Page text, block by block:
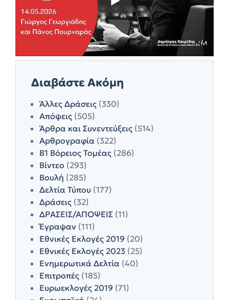
Διαβάστε Ακόμη
Άλλες Δράσεις (330)
Απόψεις (505)
Άρθρα και Συνεντεύξεις (514)
Αρθρογραφία (322)
Β1 Βόρειος Τομέας (286)
Βίντεο (293)
Βουλή (285)
Δελτία Τύπου (177)
Δράσεις (32)
ΔΡΑΣΕΙΣ/ΑΠΟΨΕΙΣ (11)
Έγραψαν (111)
Εθνικές Εκλογές 2019 (20)
Εθνικές Εκλογές 2023 (25)
Ενημερωτικά Δελτία (40)
Επιτροπές (185)
Ευρωεκλογές 2019 (71)